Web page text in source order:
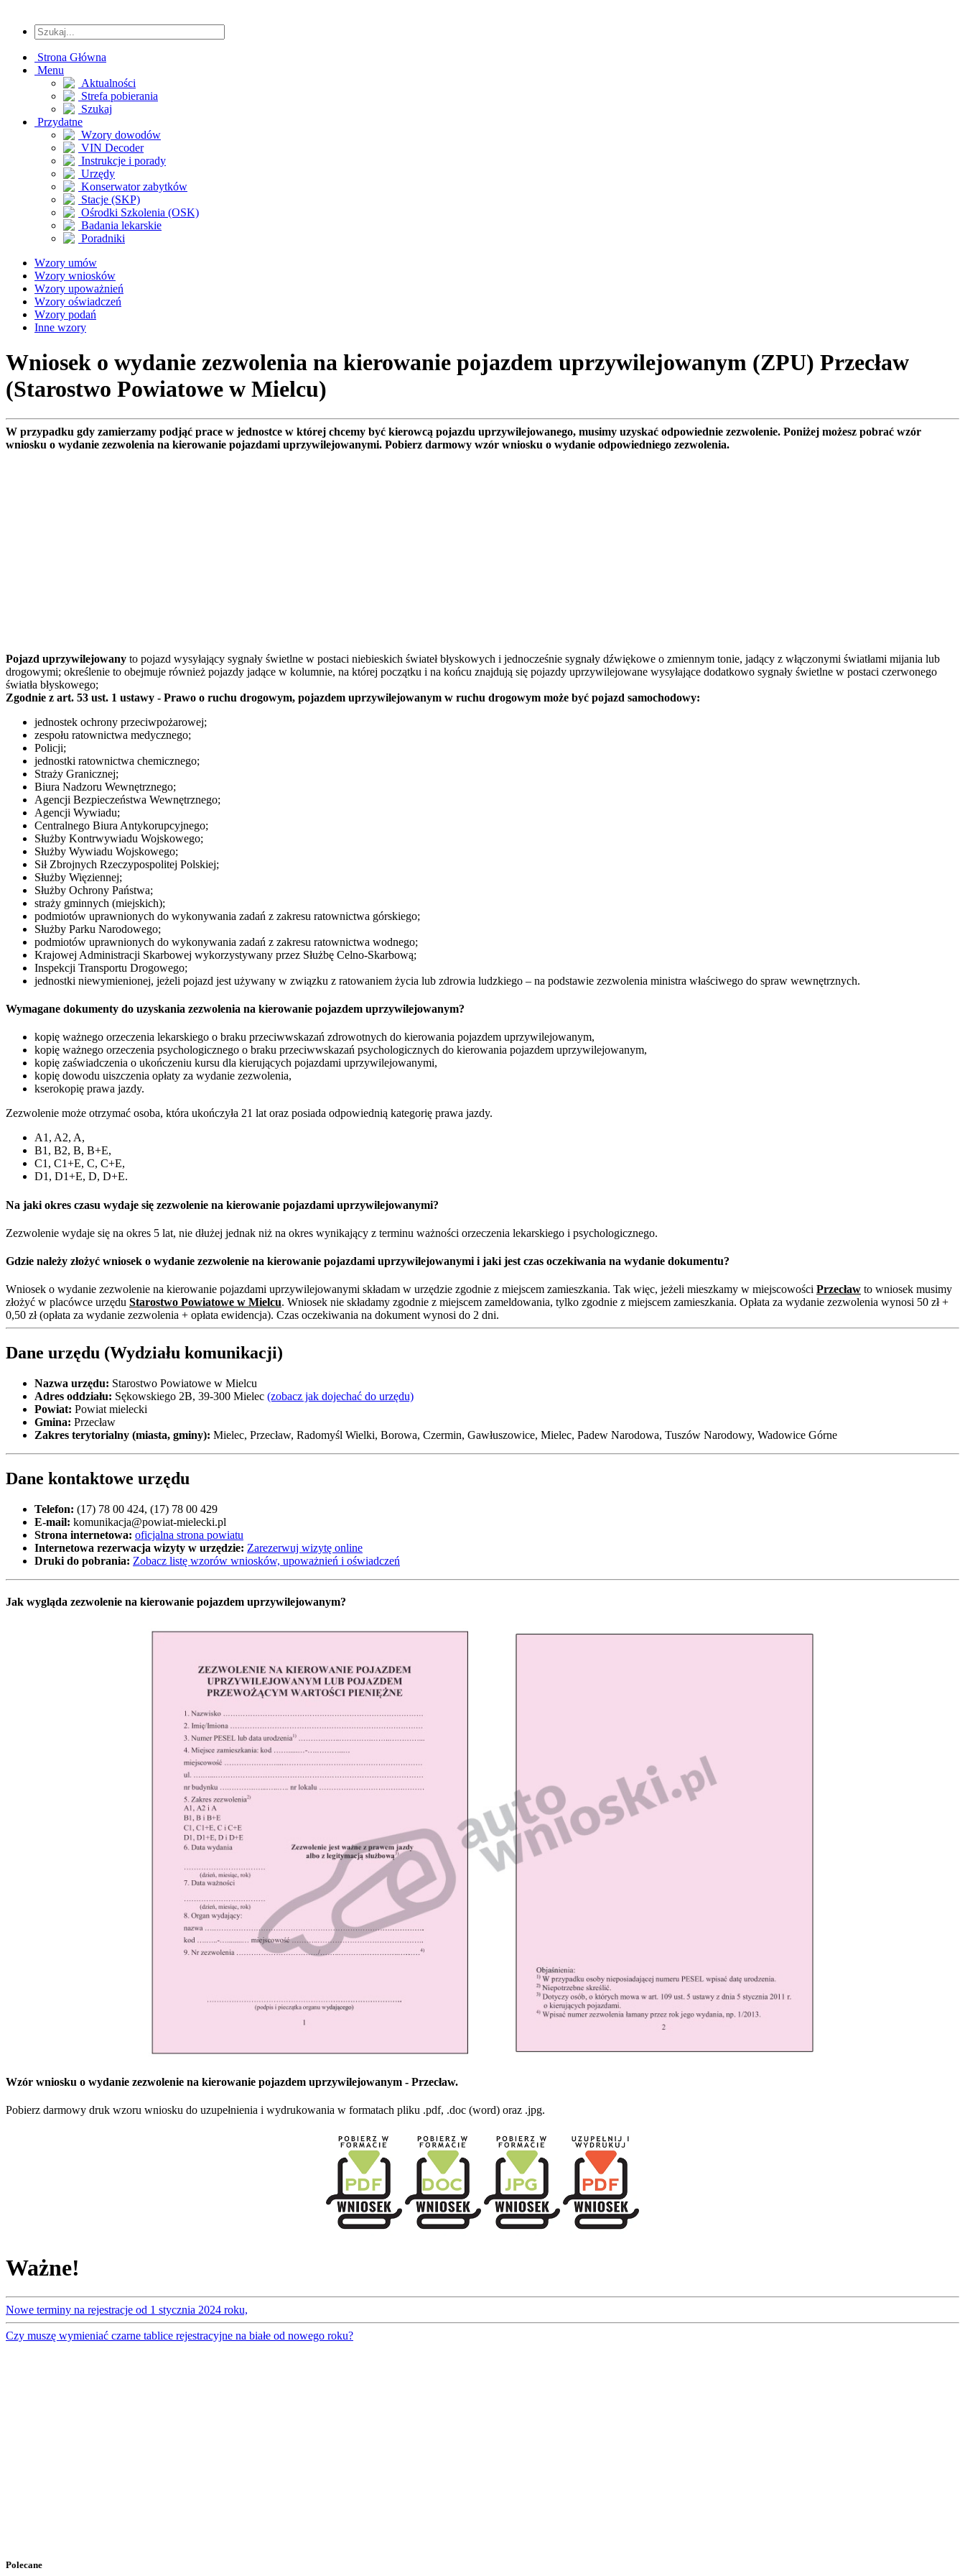
Strona Główna
Menu
Aktualności
Strefa pobierania
Szukaj
Przydatne
Wzory dowodów
VIN Decoder
Instrukcje i porady
Urzędy
Konserwator zabytków
Stacje (SKP)
Ośrodki Szkolenia (OSK)
Badania lekarskie
Poradniki
Wzory umów
Wzory wniosków
Wzory upoważnień
Wzory oświadczeń
Wzory podań
Inne wzory
Wniosek o wydanie zezwolenia na kierowanie pojazdem uprzywilejowanym (ZPU) Przecław
(Starostwo Powiatowe w Mielcu)
W przypadku gdy zamierzamy podjąć prace w jednostce w której chcemy być kierowcą pojazdu uprzywilejowanego, musimy uzyskać odpowiednie zezwolenie. Poniżej możesz pobrać wzór
wniosku o wydanie zezwolenia na kierowanie pojazdami uprzywilejowanymi. Pobierz darmowy wzór wniosku o wydanie odpowiedniego zezwolenia.
Pojazd uprzywilejowany to pojazd wysyłający sygnały świetlne w postaci niebieskich świateł błyskowych i jednocześnie sygnały dźwiękowe o zmiennym tonie, jadący z włączonymi światłami mijania lub
drogowymi; określenie to obejmuje również pojazdy jadące w kolumnie, na której początku i na końcu znajdują się pojazdy uprzywilejowane wysyłające dodatkowo sygnały świetlne w postaci czerwonego
światła błyskowego;
Zgodnie z art. 53 ust. 1 ustawy - Prawo o ruchu drogowym, pojazdem uprzywilejowanym w ruchu drogowym może być pojazd samochodowy:
jednostek ochrony przeciwpożarowej;
zespołu ratownictwa medycznego;
Policji;
jednostki ratownictwa chemicznego;
Straży Granicznej;
Biura Nadzoru Wewnętrznego;
Agencji Bezpieczeństwa Wewnętrznego;
Agencji Wywiadu;
Centralnego Biura Antykorupcyjnego;
Służby Kontrwywiadu Wojskowego;
Służby Wywiadu Wojskowego;
Sił Zbrojnych Rzeczypospolitej Polskiej;
Służby Więziennej;
Służby Ochrony Państwa;
straży gminnych (miejskich);
podmiotów uprawnionych do wykonywania zadań z zakresu ratownictwa górskiego;
Służby Parku Narodowego;
podmiotów uprawnionych do wykonywania zadań z zakresu ratownictwa wodnego;
Krajowej Administracji Skarbowej wykorzystywany przez Służbę Celno-Skarbową;
Inspekcji Transportu Drogowego;
jednostki niewymienionej, jeżeli pojazd jest używany w związku z ratowaniem życia lub zdrowia ludzkiego – na podstawie zezwolenia ministra właściwego do spraw wewnętrznych.
Wymagane dokumenty do uzyskania zezwolenia na kierowanie pojazdem uprzywilejowanym?
kopię ważnego orzeczenia lekarskiego o braku przeciwwskazań zdrowotnych do kierowania pojazdem uprzywilejowanym,
kopię ważnego orzeczenia psychologicznego o braku przeciwwskazań psychologicznych do kierowania pojazdem uprzywilejowanym,
kopię zaświadczenia o ukończeniu kursu dla kierujących pojazdami uprzywilejowanymi,
kopię dowodu uiszczenia opłaty za wydanie zezwolenia,
kserokopię prawa jazdy.
Zezwolenie może otrzymać osoba, która ukończyła 21 lat oraz posiada odpowiednią kategorię prawa jazdy.
A1, A2, A,
B1, B2, B, B+E,
C1, C1+E, C, C+E,
D1, D1+E, D, D+E.
Na jaki okres czasu wydaje się zezwolenie na kierowanie pojazdami uprzywilejowanymi?
Zezwolenie wydaje się na okres 5 lat, nie dłużej jednak niż na okres wynikający z terminu ważności orzeczenia lekarskiego i psychologicznego.
Gdzie należy złożyć wniosek o wydanie zezwolenie na kierowanie pojazdami uprzywilejowanymi i jaki jest czas oczekiwania na wydanie dokumentu?
Wniosek o wydanie zezwolenie na kierowanie pojazdami uprzywilejowanymi składam w urzędzie zgodnie z miejscem zamieszkania. Tak więc, jeżeli mieszkamy w miejscowości Przecław to wniosek musimy
złożyć w placówce urzędu Starostwo Powiatowe w Mielcu. Wniosek nie składamy zgodnie z miejscem zameldowania, tylko zgodnie z miejscem zamieszkania. Opłata za wydanie zezwolenia wynosi 50 zł +
0,50 zł (opłata za wydanie zezwolenia + opłata ewidencja). Czas oczekiwania na dokument wynosi do 2 dni.
Dane urzędu (Wydziału komunikacji)
Nazwa urzędu: Starostwo Powiatowe w Mielcu
Adres oddziału: Sękowskiego 2B, 39-300 Mielec (zobacz jak dojechać do urzędu)
Powiat: Powiat mielecki
Gmina: Przecław
Zakres terytorialny (miasta, gminy): Mielec, Przecław, Radomyśl Wielki, Borowa, Czermin, Gawłuszowice, Mielec, Padew Narodowa, Tuszów Narodowy, Wadowice Górne
Dane kontaktowe urzędu
Telefon: (17) 78 00 424, (17) 78 00 429
E-mail: komunikacja@powiat-mielecki.pl
Strona internetowa: oficjalna strona powiatu
Internetowa rezerwacja wizyty w urzędzie: Zarezerwuj wizytę online
Druki do pobrania: Zobacz listę wzorów wniosków, upoważnień i oświadczeń
Jak wygląda zezwolenie na kierowanie pojazdem uprzywilejowanym?
Wzór wniosku o wydanie zezwolenie na kierowanie pojazdem uprzywilejowanym - Przecław.
Pobierz darmowy druk wzoru wniosku do uzupełnienia i wydrukowania w formatach pliku .pdf, .doc (word) oraz .jpg.
Ważne!
Nowe terminy na rejestracje od 1 stycznia 2024 roku,
Czy muszę wymieniać czarne tablice rejestracyjne na białe od nowego roku?
Polecane